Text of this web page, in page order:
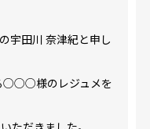
宇田川 奈津紀と申し
○○○様のレジュメを